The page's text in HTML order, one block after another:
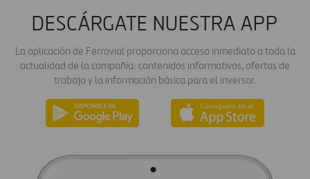
DESCÁRGATE NUESTRA APP
La aplicación de Ferrovial proporciona acceso inmediato a toda la
actualidad de la compañía: contenidos informativos, ofertas de
trabajo y la información básica para el inversor.